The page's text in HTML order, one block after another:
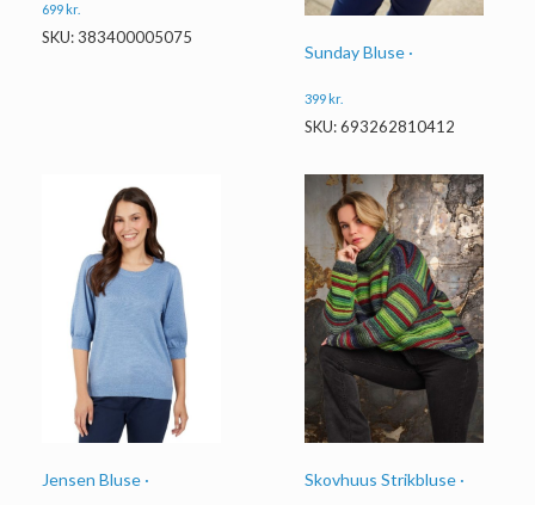
699 kr.
SKU: 383400005075
Sunday Bluse ·
399 kr.
SKU: 693262810412
Jensen Bluse · Skovhuus Strikbluse ·